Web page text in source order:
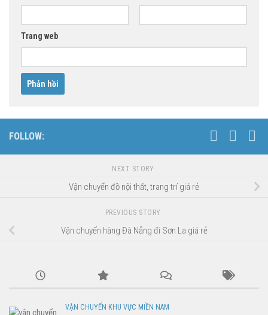
Trang web
FOLLOW:
NEXT STORY
Vận chuyển đồ nội thất, trang trí giá rẻ
PREVIOUS STORY
Vận chuyển hàng Đà Nẵng đi Sơn La giá rẻ
VẬN CHUYỂN KHU VỰC MIỀN NAM